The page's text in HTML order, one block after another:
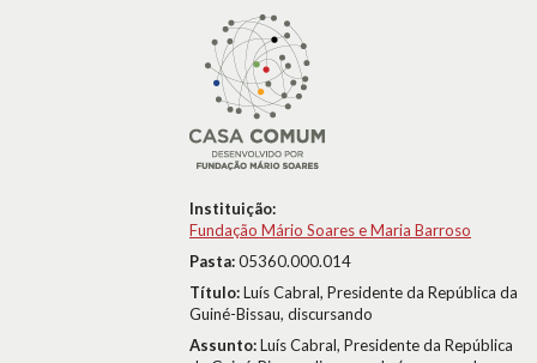
Instituição:
Fundação Mário Soares e Maria Barroso
Pasta:05360.000.014
Título:Luís Cabral, Presidente da República da
Guiné-Bissau, discursando
Assunto:Luís Cabral, Presidente da República